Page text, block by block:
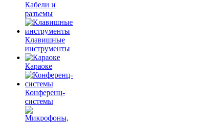
Кабели и
разъемы
Клавишные
инструменты
Караоке
Конференц-
системы